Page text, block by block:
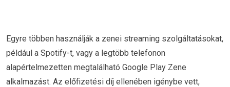
Egyre többen használják a zenei streaming szolgáltatásokat,
például a Spotify-t, vagy a legtöbb telefonon
alapértelmezetten megtalálható Google Play Zene
alkalmazást. Az előfizetési díj ellenében igénybe vett,